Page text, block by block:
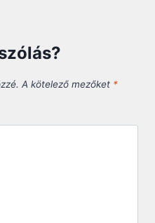
A kötelező mezőket *